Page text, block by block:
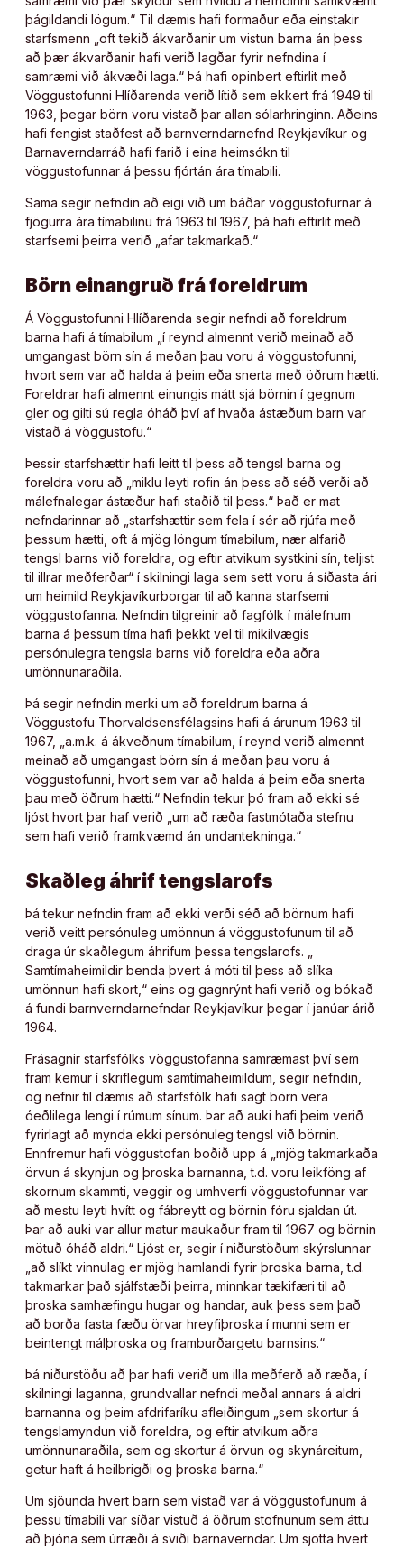
þágildandi lögum.“ Til dæmis hafi formaður eða einstakir
starfsmenn „oft tekið ákvarðanir um vistun barna án þess
að þær ákvarðanir hafi verið lagðar fyrir nefndina í
samræmi við ákvæði laga.“ Þá hafi opinbert eftirlit með
Vöggustofunni Hlíðarenda verið lítið sem ekkert frá 1949 til
1963, þegar börn voru vistað þar allan sólarhringinn. Aðeins
hafi fengist staðfest að barnverndarnefnd Reykjavíkur og
Barnaverndarráð hafi farið í eina heimsókn til
vöggustofunnar á þessu fjórtán ára tímabili.
Sama segir nefndin að eigi við um báðar vöggustofurnar á
fjögurra ára tímabilinu frá 1963 til 1967, þá hafi eftirlit með
starfsemi þeirra verið „afar takmarkað.“
Börn einangruð frá foreldrum
Á Vöggustofunni Hlíðarenda segir nefndi að foreldrum
barna hafi á tímabilum „í reynd almennt verið meinað að
umgangast börn sín á meðan þau voru á vöggustofunni,
hvort sem var að halda á þeim eða snerta með öðrum hætti.
Foreldrar hafi almennt einungis mátt sjá börnin í gegnum
gler og gilti sú regla óháð því af hvaða ástæðum barn var
vistað á vöggustofu.“
Þessir starfshættir hafi leitt til þess að tengsl barna og
foreldra voru að „miklu leyti rofin án þess að séð verði að
málefnalegar ástæður hafi staðið til þess.“ Það er mat
nefndarinnar að „starfshættir sem fela í sér að rjúfa með
þessum hætti, oft á mjög löngum tímabilum, nær alfarið
tengsl barns við foreldra, og eftir atvikum systkini sín, teljist
til illrar meðferðar“ í skilningi laga sem sett voru á síðasta ári
um heimild Reykjavíkurborgar til að kanna starfsemi
vöggustofanna. Nefndin tilgreinir að fagfólk í málefnum
barna á þessum tíma hafi þekkt vel til mikilvægis
persónulegra tengsla barns við foreldra eða aðra
umönnunaraðila.
Þá segir nefndin merki um að foreldrum barna á
Vöggustofu Thorvaldsensfélagsins hafi á árunum 1963 til
1967, „a.m.k. á ákveðnum tímabilum, í reynd verið almennt
meinað að umgangast börn sín á meðan þau voru á
vöggustofunni, hvort sem var að halda á þeim eða snerta
þau með öðrum hætti.“ Nefndin tekur þó fram að ekki sé
ljóst hvort þar haf verið „um að ræða fastmótaða stefnu
sem hafi verið framkvæmd án undantekninga.“
Skaðleg áhrif tengslarofs
Þá tekur nefndin fram að ekki verði séð að börnum hafi
verið veitt persónuleg umönnun á vöggustofunum til að
draga úr skaðlegum áhrifum þessa tengslarofs. „
Samtímaheimildir benda þvert á móti til þess að slíka
umönnun hafi skort,“ eins og gagnrýnt hafi verið og bókað
á fundi barnverndarnefndar Reykjavíkur þegar í janúar árið
1964.
Frásagnir starfsfólks vöggustofanna samræmast því sem
fram kemur í skriflegum samtímaheimildum, segir nefndin,
og nefnir til dæmis að starfsfólk hafi sagt börn vera
óeðlilega lengi í rúmum sínum. Þar að auki hafi þeim verið
fyrirlagt að mynda ekki persónuleg tengsl við börnin.
Ennfremur hafi vöggustofan boðið upp á „mjög takmarkaða
örvun á skynjun og þroska barnanna, t.d. voru leikföng af
skornum skammti, veggir og umhverfi vöggustofunnar var
að mestu leyti hvítt og fábreytt og börnin fóru sjaldan út.
Þar að auki var allur matur maukaður fram til 1967 og börnin
mötuð óháð aldri.“ Ljóst er, segir í niðurstöðum skýrslunnar
„að slíkt vinnulag er mjög hamlandi fyrir þroska barna, t.d.
takmarkar það sjálfstæði þeirra, minnkar tækifæri til að
þroska samhæfingu hugar og handar, auk þess sem það
að borða fasta fæðu örvar hreyfiþroska í munni sem er
beintengt málþroska og framburðargetu barnsins.“
Þá niðurstöðu að þar hafi verið um illa meðferð að ræða, í
skilningi laganna, grundvallar nefndi meðal annars á aldri
barnanna og þeim afdrifaríku afleiðingum „sem skortur á
tengslamyndun við foreldra, og eftir atvikum aðra
umönnunaraðila, sem og skortur á örvun og skynáreitum,
getur haft á heilbrigði og þroska barna.“
Um sjöunda hvert barn sem vistað var á vöggustofunum á
þessu tímabili var síðar vistuð á öðrum stofnunum sem áttu
að þjóna sem úrræði á sviði barnaverndar. Um sjötta hvert